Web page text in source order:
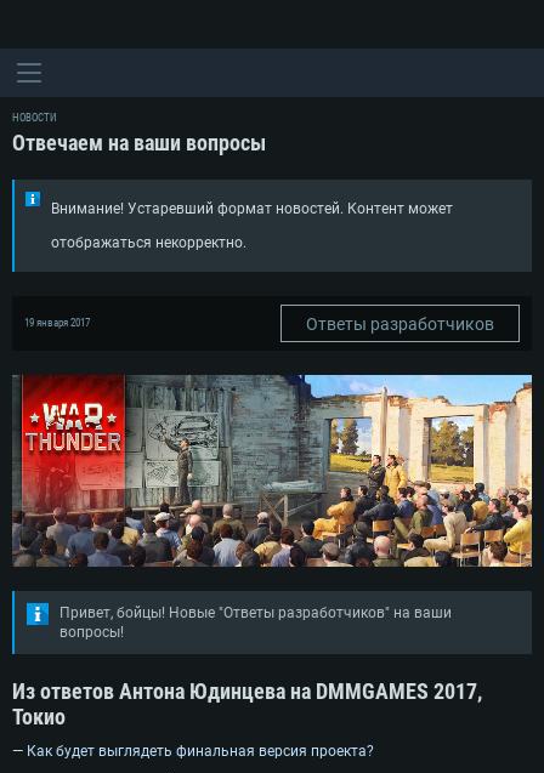
НОВОСТИ
Отвечаем на ваши вопросы
Внимание! Устаревший формат новостей. Контент может
отображаться некорректно.
19 января 2017 Ответы разработчиков
Привет, бойцы! Новые "Ответы разработчиков" на ваши
вопросы!
Из ответов Антона Юдинцева на DMMGAMES 2017,
Токио
— Как будет выглядеть финальная версия проекта?